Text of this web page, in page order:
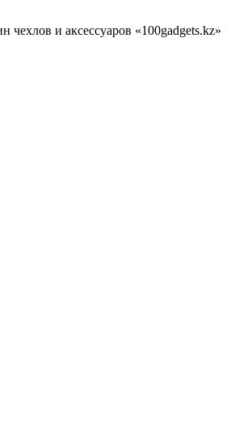
чехлов и аксессуаров «100gadgets.kz»